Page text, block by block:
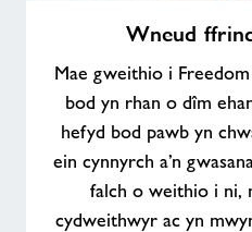
Wneud
Mae gweithio i
bod yn rhan o dîm
hefyd bod pawb yn
ein cynnyrch a’n
falch o weithio i ni,
cydweithwyr ac yn